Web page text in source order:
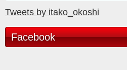
Tweets by itako_okoshi
Facebook